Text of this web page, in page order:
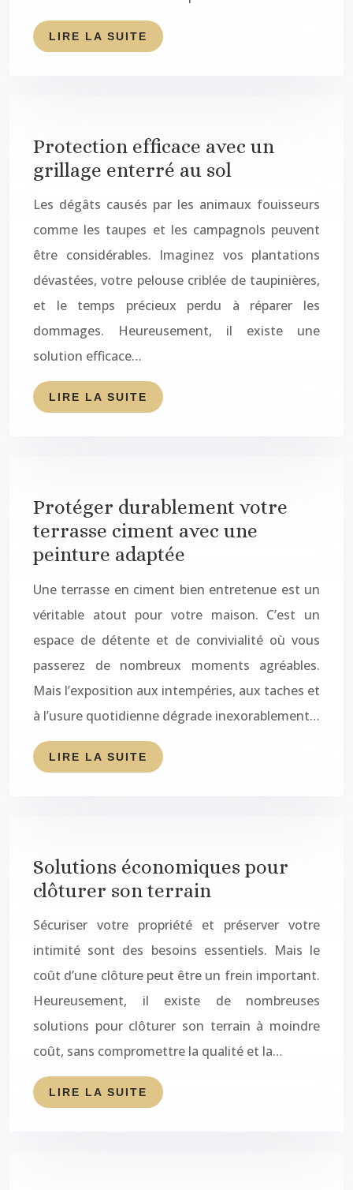
LIRE LA SUITE
Protection efficace avec un
grillage enterré au sol
Les dégâts causés par les animaux fouisseurs
comme les taupes et les campagnols peuvent
être considérables. Imaginez vos plantations
dévastées, votre pelouse criblée de taupinières,
et le temps précieux perdu à réparer les
dommages. Heureusement, il existe une
solution efficace…
LIRE LA SUITE
Protéger durablement votre
terrasse ciment avec une
peinture adaptée
Une terrasse en ciment bien entretenue est un
véritable atout pour votre maison. C’est un
espace de détente et de convivialité où vous
passerez de nombreux moments agréables.
Mais l’exposition aux intempéries, aux taches et
à l’usure quotidienne dégrade inexorablement…
LIRE LA SUITE
Solutions économiques pour
clôturer son terrain
Sécuriser votre propriété et préserver votre
intimité sont des besoins essentiels. Mais le
coût d’une clôture peut être un frein important.
Heureusement, il existe de nombreuses
solutions pour clôturer son terrain à moindre
coût, sans compromettre la qualité et la…
LIRE LA SUITE